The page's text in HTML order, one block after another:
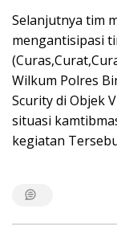
Selanjutnya tim
mengantisipasi
Wilkum Polres
Scurity di Objek
situasi
kegiatan